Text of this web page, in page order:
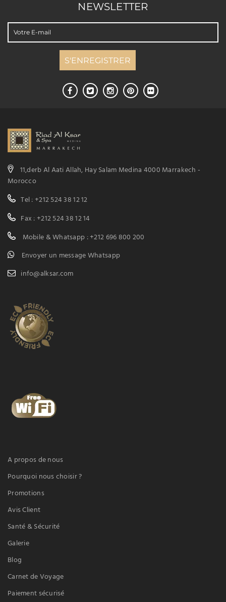
Shampooings et Eaux de Toilette sont fabriqués
artisanalement par unMaitre Savonnier-Parfumeurà base
d’huiles d’argan et d’olive, huiles végétales et huiles
essentielles naturelles, sans additifs. LesArgiles, Ghassoul et
aromatisés du Spa AK sont exclusivement
produits au Maroc à base d’ingrédients
Retrouvez tous les produits naturels utilisés au Spa du Riad
Al Ksar (huiles d’argan, savons, shampooing, eaux, argile,
NEWSLETTER
11,derb Al Aati Allah, Hay Salam Medina 4000 Marrakech -
Morocco
Tel : +212 524 38 12 12
Fax : +212 524 38 12 14
Mobile & Whatsapp : +212 696 800 200
Envoyer un message Whatsapp
info@alksar.com
A propos de nous
Pourquoi nous choisir ?
Promotions
Avis Client
Santé & Sécurité
Galerie
Blog
Carnet de Voyage
Paiement sécurisé